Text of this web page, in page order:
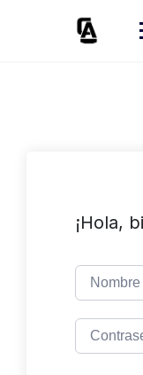
¡Hola,